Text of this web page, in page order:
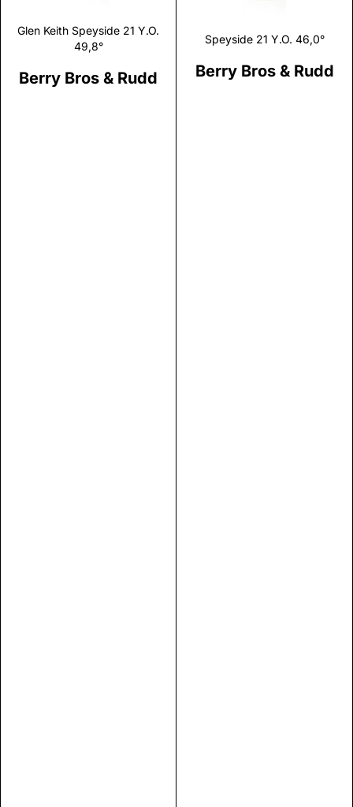
Glen Keith Speyside 21 Y.O.
49,8°
Berry Bros & Rudd
Speyside 21 Y.O. 46,0°
Berry Bros & Rudd